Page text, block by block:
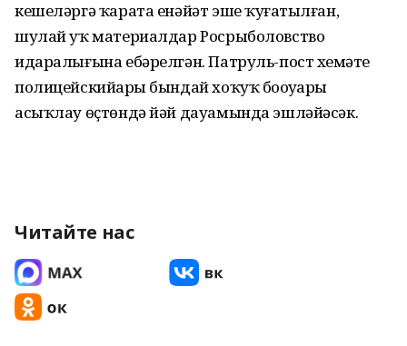
кешеләргә ҡарата енәйәт эше ҡуҙғатылған,
шулай уҡ материалдар Росрыболовство
идаралығына ебәрелгән. Патруль-пост хеҙмәте
полицейскийҙары бындай хоҡуҡ боҙоуҙарҙы
асыҡлау өҫтөндә йәй дауамында эшләйәсәк.
Читайте нас